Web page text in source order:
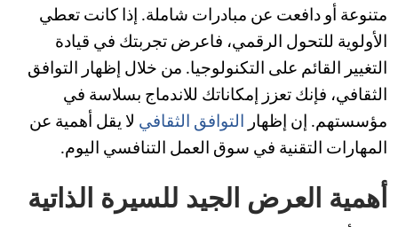
متنوعة أو دافعت عن مبادرات شاملة. إذا كانت تعطي
الأولوية للتحول الرقمي، فاعرض تجربتك في قيادة
التغيير القائم على التكنولوجيا. من خلال إظهار التوافق
الثقافي، فإنك تعزز إمكاناتك للاندماج بسلاسة في
مؤسستهم. إن إظهار التوافق الثقافي لا يقل أهمية عن
المهارات التقنية في سوق العمل التنافسي اليوم.
أهمية العرض الجيد للسيرة الذاتية